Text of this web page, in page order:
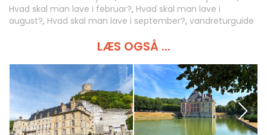
Hvad skal man lave i februar?, Hvad skal man lave i
august?, Hvad skal man lave i september?, vandreturguide
LÆS OGSÅ ...